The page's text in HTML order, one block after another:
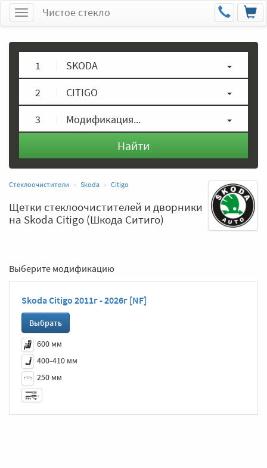
МенюЧистое стекло
1
SKODA
2
CITIGO
3
Модификация...
Найти
Стеклоочистители Skoda Citigo
Щетки стеклоочистителей и дворники
на Skoda Citigo (Шкода Ситиго)
Выберите модификацию
Skoda Citigo 2011г - 2026г [NF]
Выбрать
600 мм
400‑410 мм
250 мм